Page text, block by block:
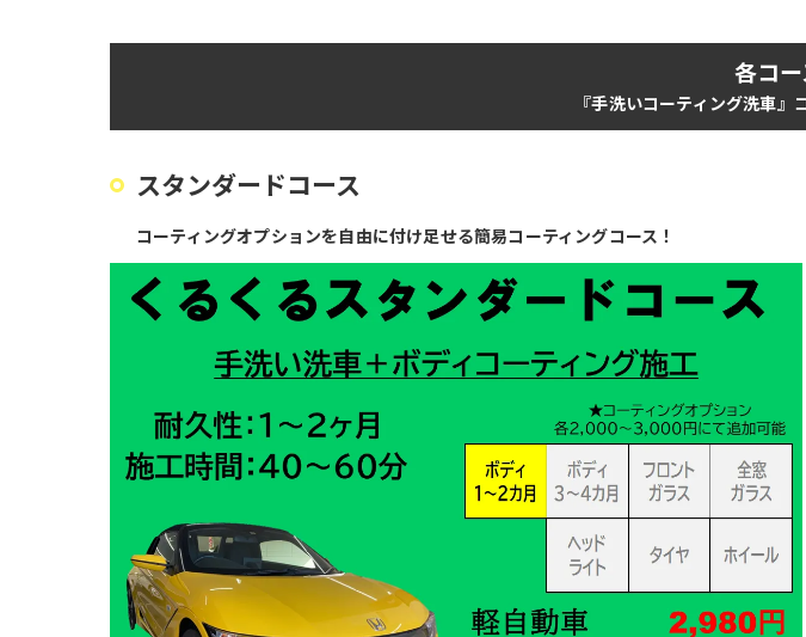
各コ
『手洗いコーティング洗車
スタンダードコース
コーティングオプションを自由に付け足せる簡易コーティングコース！